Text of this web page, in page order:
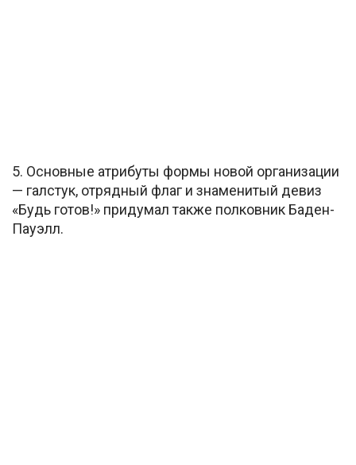
5. Основные атрибуты формы новой организации
— галстук, отрядный флаг и знаменитый девиз
«Будь готов!» придумал также полковник Баден-
Пауэлл.